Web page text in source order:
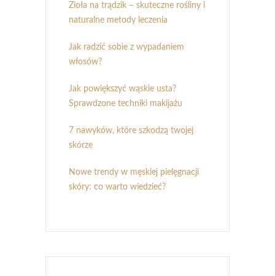
Zioła na trądzik – skuteczne rośliny i
naturalne metody leczenia
Jak radzić sobie z wypadaniem
włosów?
Jak powiększyć wąskie usta?
Sprawdzone techniki makijażu
7 nawyków, które szkodzą twojej
skórze
Nowe trendy w męskiej pielęgnacji
skóry: co warto wiedzieć?